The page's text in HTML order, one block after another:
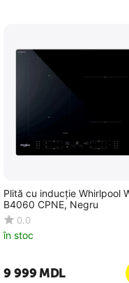
Plită cu inducție Whirlpool
B4060 CPNE, Negru
0.0
în stoc
9 999MDL